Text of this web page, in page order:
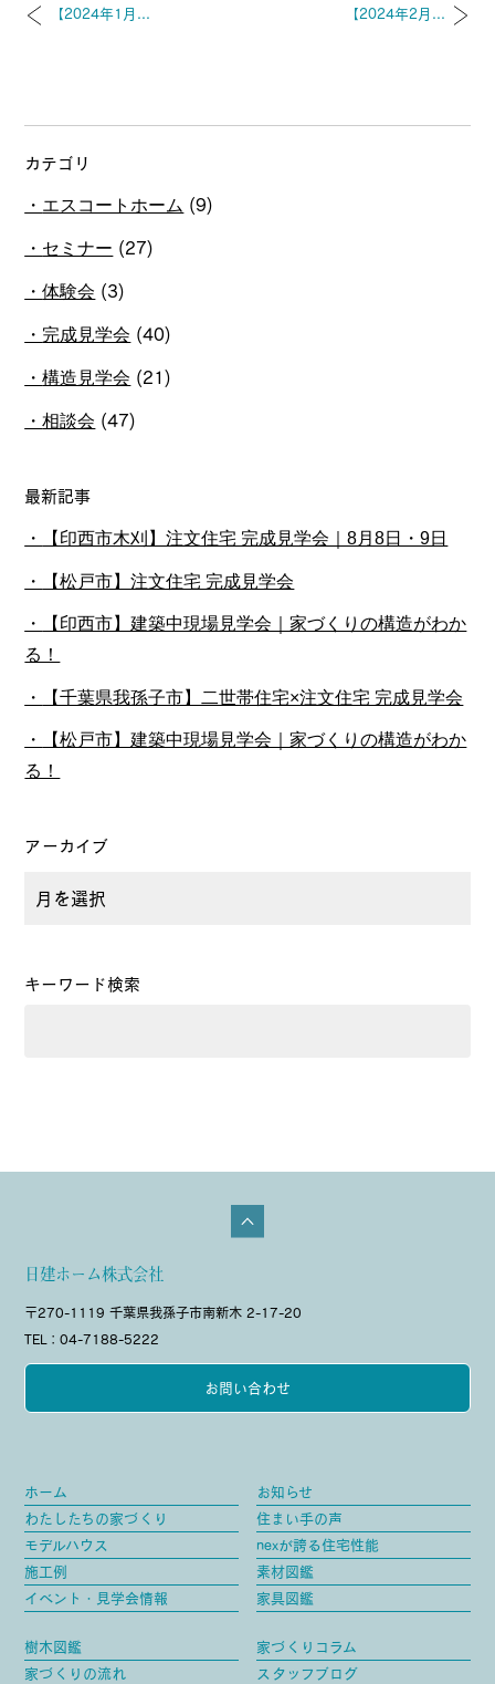
【2024年1月... 【2024年2月...
カテゴリ
エスコートホーム (9)
セミナー (27)
体験会 (3)
完成見学会 (40)
構造見学会 (21)
相談会 (47)
最新記事
【印西市木刈】注文住宅 完成見学会｜8月8日・9日
【松戸市】注文住宅 完成見学会
【印西市】建築中現場見学会｜家づくりの構造がわか
る！
【千葉県我孫子市】二世帯住宅×注文住宅 完成見学会
【松戸市】建築中現場見学会｜家づくりの構造がわか
る！
アーカイブ
キーワード検索
日建ホーム株式会社
〒270-1119 千葉県我孫子市南新木 2-17-20
TEL：04-7188-5222
お問い合わせ
ホーム
わたしたちの家づくり
モデルハウス
施工例
イベント・見学会情報
お知らせ
住まい手の声
nexが誇る住宅性能
素材図鑑
家具図鑑
樹木図鑑
家づくりの流れ
家づくりコラム
スタッフブログ